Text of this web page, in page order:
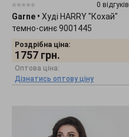
0 відгуків
Garne • Худі HARRY "Кохай"
темно-синє 9001445
Роздрібна ціна:
1757 грн.
Оптова ціна:
Дізнатись оптову ціну